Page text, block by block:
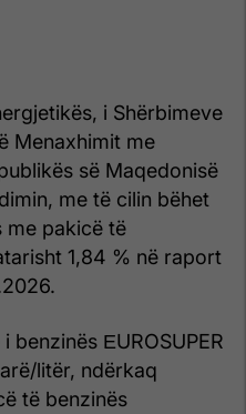
i Shërbimeve
Menaxhimit me
së Maqedonisë
me të cilin bëhet
me pakicë të
1,84 % në raport
benzinës ЕUROSUPER
litër, ndërkaq
të benzinës